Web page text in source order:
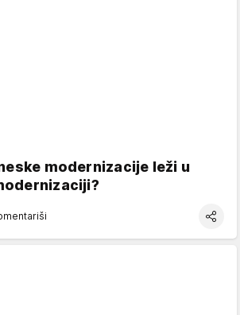
modernizacije leži u